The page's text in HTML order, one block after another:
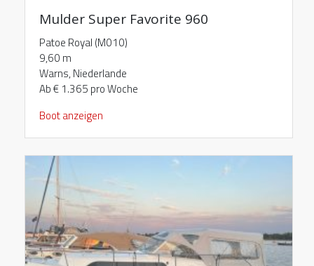
Mulder Super Favorite 960
Patoe Royal (M010)
9,60 m
Warns, Niederlande
Ab € 1.365 pro Woche
Boot anzeigen